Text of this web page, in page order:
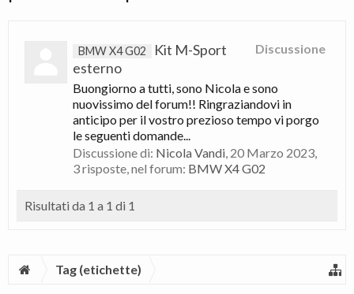
Discussione
BMW X4 G02
Kit M-Sport
esterno
Buongiorno a tutti, sono Nicola e sono
nuovissimo del forum!! Ringraziandovi in
anticipo per il vostro prezioso tempo vi porgo
le seguenti domande...
Discussione di: Nicola Vandi, 20 Marzo 2023,
3 risposte, nel forum: BMW X4 G02
Risultati da 1 a 1 di 1
Tag (etichette)